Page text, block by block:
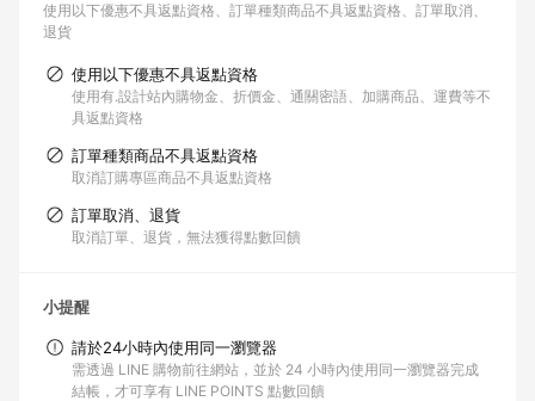
使用以下優惠不具返點資格 訂單種類商品不具返點資格
訂單取消、
退貨
使用以下優惠不具返點資格
使用有.設計站內購物金、折價金、通關密語、加購商品、運費等不
具返點資格
訂單種類商品不具返點資格
取消訂購專區商品不具返點資格
訂單取消、退貨
取消訂單、退貨，無法獲得點數回饋
小提醒
請於24小時內使用同一瀏覽器
需透過 LINE 購物前往網站，並於 24 小時內使用同一瀏覽器完成
結帳，才可享有 LINE POINTS 點數回饋